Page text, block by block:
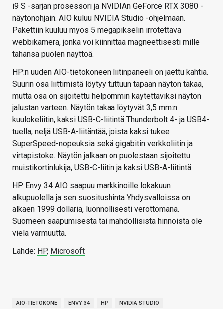
i9 S -sarjan prosessori ja NVIDIAn GeForce RTX 3080 -
näytönohjain. AIO kuluu NVIDIA Studio -ohjelmaan.
Pakettiin kuuluu myös 5 megapikselin irrotettava
webbikamera, jonka voi kiinnittää magneettisesti mille
tahansa puolen näyttöä.
HP:n uuden AIO-tietokoneen liitinpaneeli on jaettu kahtia.
Suurin osa liittimistä löytyy tuttuun tapaan näytön takaa,
mutta osa on sijoitettu helpommin käytettäviksi näytön
jalustan varteen. Näytön takaa löytyvät 3,5 mm:n
kuulokeliitin, kaksi USB-C-liitintä Thunderbolt 4- ja USB4-
tuella, neljä USB-A-liitäntää, joista kaksi tukee
SuperSpeed-nopeuksia sekä gigabitin verkkoliitin ja
virtapistoke. Näytön jalkaan on puolestaan sijoitettu
muistikortinlukija, USB-C-liitin ja kaksi USB-A-liitintä.
HP Envy 34 AIO saapuu markkinoille lokakuun
alkupuolella ja sen suositushinta Yhdysvalloissa on
alkaen 1999 dollaria, luonnollisesti verottomana.
Suomeen saapumisesta tai mahdollisista hinnoista ole
vielä varmuutta.
Lähde: HP, Microsoft
AIO-TIETOKONE ENVY 34 HP NVIDIA STUDIO